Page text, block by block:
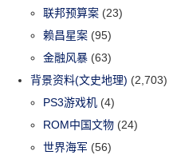
联邦预算案 (23)
赖昌星案 (95)
金融风暴 (63)
背景资料(文史地理) (2,703)
PS3游戏机 (4)
ROM中国文物 (24)
世界海军 (56)